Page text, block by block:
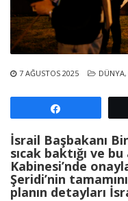
7 AĞUSTOS 2025 DÜNYA,
İsrail Başbakanı
sıcak baktığı ve
Kabinesi’nde
Şeridi’nin
planın detayları